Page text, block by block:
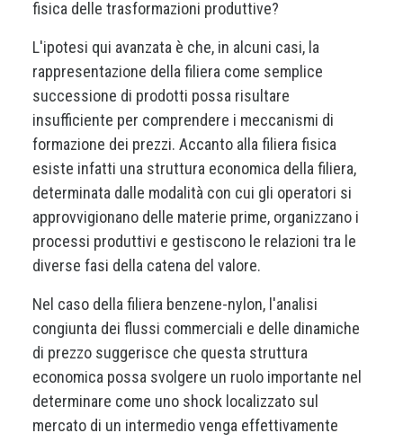
fisica delle trasformazioni produttive?
L'ipotesi qui avanzata è che, in alcuni casi, la
rappresentazione della filiera come semplice
successione di prodotti possa risultare
insufficiente per comprendere i meccanismi di
formazione dei prezzi. Accanto alla filiera fisica
esiste infatti una struttura economica della filiera,
determinata dalle modalità con cui gli operatori si
approvvigionano delle materie prime, organizzano i
processi produttivi e gestiscono le relazioni tra le
diverse fasi della catena del valore.
Nel caso della filiera benzene-nylon, l'analisi
congiunta dei flussi commerciali e delle dinamiche
di prezzo suggerisce che questa struttura
economica possa svolgere un ruolo importante nel
determinare come uno shock localizzato sul
mercato di un intermedio venga effettivamente